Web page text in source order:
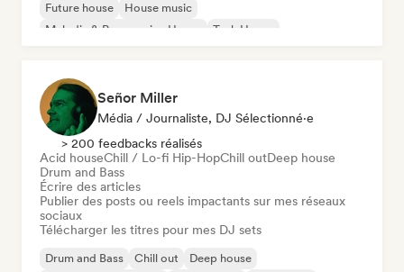
Future house
House music
Melodic & Progressive House
Tech House
Señor Miller
Média / Journaliste, DJ Sélectionné·e
> 200 feedbacks réalisés
Acid houseChill / Lo-fi Hip-HopChill outDeep house
Drum and Bass
Écrire des articles
Publier des posts ou reels impactants sur mes réseaux
sociaux
Télécharger les titres pour mes DJ sets
Drum and Bass Chill out Deep house